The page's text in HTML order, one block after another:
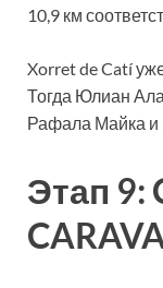
10,9 км
Xorret de Catí
Тогда Юлиан
Рафала Майка
Этап 9: